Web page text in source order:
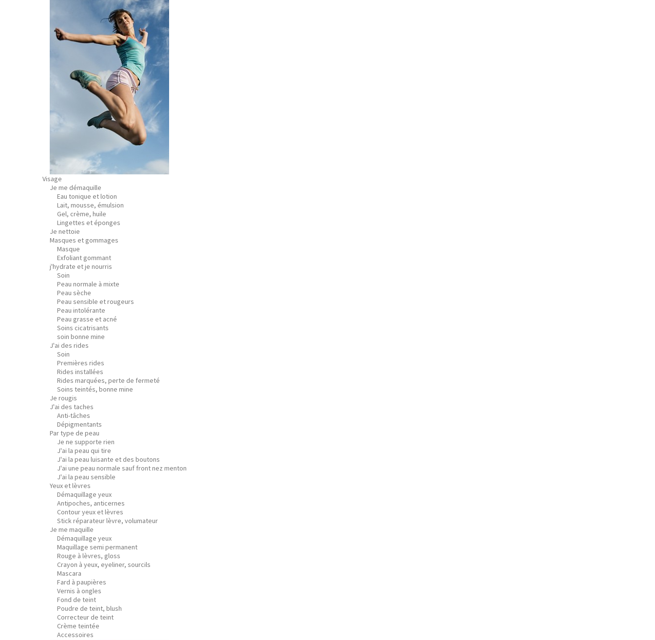
Visage
Je me démaquille
Eau tonique et lotion
Lait, mousse, émulsion
Gel, crème, huile
Lingettes et éponges
Je nettoie
Masques et gommages
Masque
Exfoliant gommant
j'hydrate et je nourris
Soin
Peau normale à mixte
Peau sèche
Peau sensible et rougeurs
Peau intolérante
Peau grasse et acné
Soins cicatrisants
soin bonne mine
J'ai des rides
Soin
Premières rides
Rides installées
Rides marquées, perte de fermeté
Soins teintés, bonne mine
Je rougis
J'ai des taches
Anti-tâches
Dépigmentants
Par type de peau
Je ne supporte rien
J'ai la peau qui tire
J'ai la peau luisante et des boutons
J'ai une peau normale sauf front nez menton
J'ai la peau sensible
Yeux et lèvres
Démaquillage yeux
Antipoches, anticernes
Contour yeux et lèvres
Stick réparateur lèvre, volumateur
Je me maquille
Démaquillage yeux
Maquillage semi permanent
Rouge à lèvres, gloss
Crayon à yeux, eyeliner, sourcils
Mascara
Fard à paupières
Vernis à ongles
Fond de teint
Poudre de teint, blush
Correcteur de teint
Crème teintée
Accessoires